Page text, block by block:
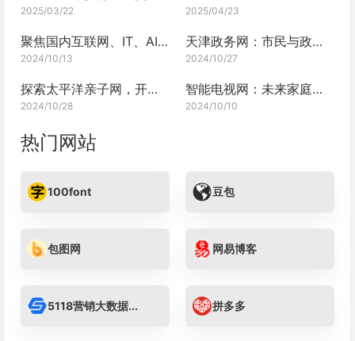
2025/03/22 2025/04/23
聚焦国内互联网、IT、AI行业动态
2024/10/13
天津政务网：市民与政府的沟通桥梁
2024/10/27
探索太平洋亲子网，开启亲子成长之旅
2024/10/28
智能电视网：未来家庭娱乐的枢纽
2024/10/10
热门网站
100font 豆包
包图网 网易博客
5118营销大数据... 拼多多